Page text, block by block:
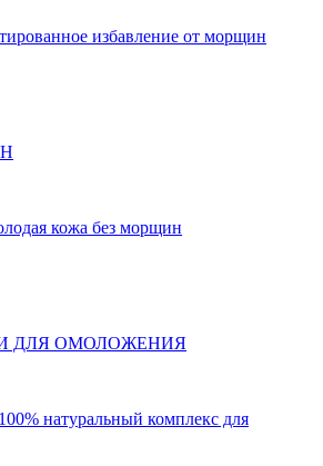
избавление от морщин
кожа без морщин
ДЛЯ ОМОЛОЖЕНИЯ
натуральный комплекс для